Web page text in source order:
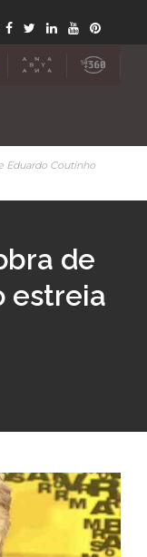
Eduardo Coutinho
de
estreia